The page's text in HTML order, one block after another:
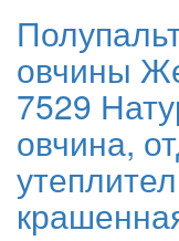
овчины
7529
овчина,